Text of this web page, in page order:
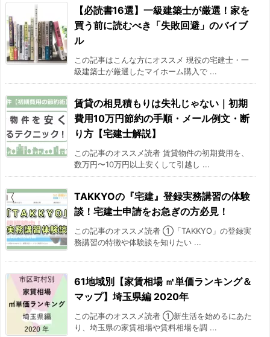
【必読書16選】一級建築士が厳選！家を
買う前に読むべき「失敗回避」のバイブ
ル
この記事はこんな方にオススメ 現役の宅建士・一
級建築士が厳選したマイホーム購入で ...
賃貸の相見積もりは失礼じゃない｜初期
費用10万円節約の手順・メール例文・断
り方【宅建士解説】
この記事のオススメ読者 賃貸物件の初期費用を、
数万円〜10万円以上安くして引越し ...
TAKKYOの『宅建』登録実務講習の体験
談！宅建士申請をお急ぎの方必見！
この記事のオススメ読者 ①「TAKKYO」の登録実
務講習の特徴や体験談を知りたい ...
61地域別【家賃相場 ㎡単価ランキング＆
マップ】埼玉県編 2020年
この記事のオススメ読者 ①新生活を始めるにあた
り、埼玉県の家賃相場や賃料相場を調 ...